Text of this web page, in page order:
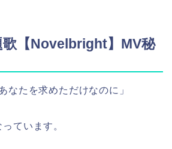
歌【Novelbright】MV秘
なたを求めただけなのに」
ています。